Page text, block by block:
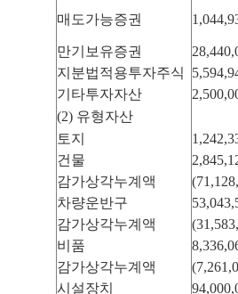
매도가능증권
만기보유증권
지분법적용투자주식
기타투자자산
(2) 유형자산
토지
건물
감가상각누계액
차량운반구
감가상각누계액
비품
감가상각누계액
시설장치